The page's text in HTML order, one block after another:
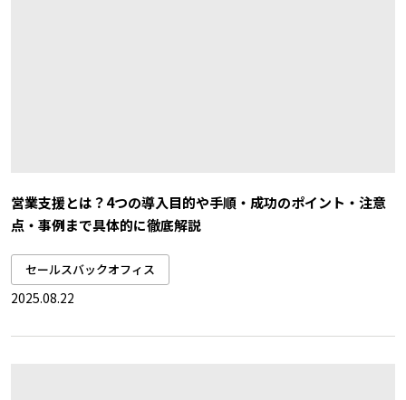
営業支援とは？4つの導入目的や手順・成功のポイント・注意
点・事例まで具体的に徹底解説
セールスバックオフィス
2025.08.22